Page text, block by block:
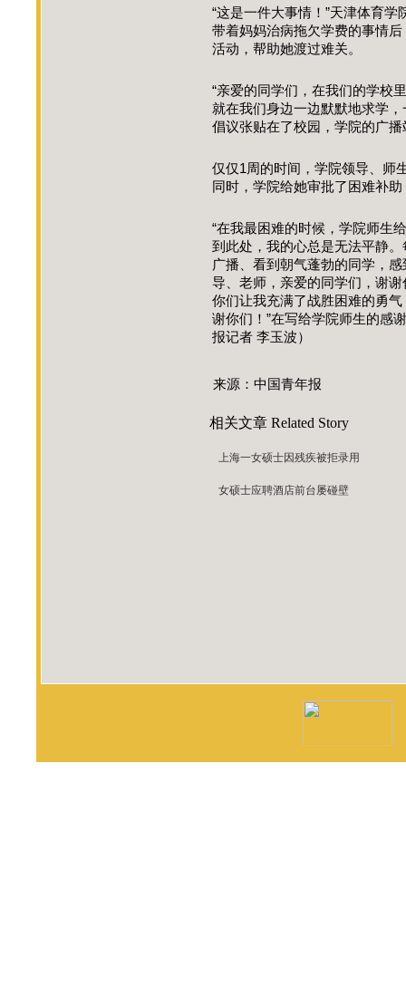
“这是一件大事情！”天津体育
带着妈妈治病拖欠学费的事情
活动，帮助她渡过难关。
“亲爱的同学们，在我们的学校
就在我们身边一边默默地求学
倡议张贴在了校园，学院的广
仅仅1周的时间，学院领导、师
同时，学院给她审批了困难补
“在我最困难的时候，学院师生
到此处，我的心总是无法平静
广播、看到朝气蓬勃的同学，
导、老师，亲爱的同学们，谢
你们让我充满了战胜困难的勇
谢你们！”在写给学院师生的感
报记者 李玉波）
来源：中国青年报
相关文章 Related Story
上海一女硕士因残疾被拒录用
女硕士应聘酒店前台屡碰壁